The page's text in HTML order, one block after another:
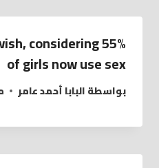
considering 55%
of girls now use sex
بواسطةالبابا أحمد عامر